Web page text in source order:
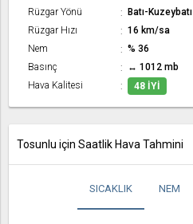
Rüzgar Yönü
Batı-Kuzeybatı
Rüzgar Hızı
16 km/sa
Nem
% 36
Basınç
↔ 1012 mb
Hava Kalitesi
48 İYI
Tosunlu için Saatlik Hava Tahmini
SICAKLIK NEM